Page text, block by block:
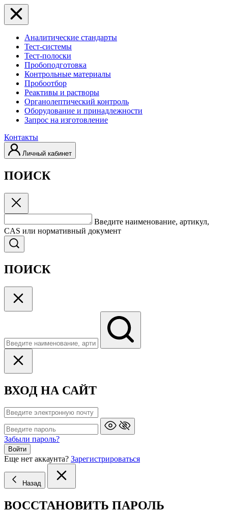
Аналитические стандарты
Тест-системы
Тест-полоски
Пробоподготовка
Контрольные материалы
Пробоотбор
Реактивы и растворы
Органолептический контроль
Оборудование и принадлежности
Запрос на изготовление
Контакты
Личный кабинет
ПОИСК
Введите наименование, артикул,
CAS или нормативный документ
ПОИСК
ВХОД НА САЙТ
Забыли пароль?
Войти
Еще нет аккаунта? Зарегистрироваться
Назад
ВОССТАНОВИТЬ ПАРОЛЬ